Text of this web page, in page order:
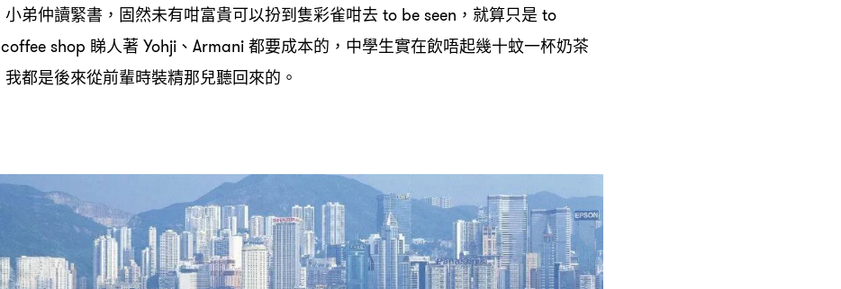
小弟仲讀緊書 ， 固然未有咁富貴可以扮到隻彩雀咁去 to be seen， 就算只是 to
coffee shop 睇人著 Yohji 、 Armani都要成本的 ， 中學生實在飲唔起幾十蚊一杯奶茶
我都是後來從前輩時裝精那兒聽回來的。